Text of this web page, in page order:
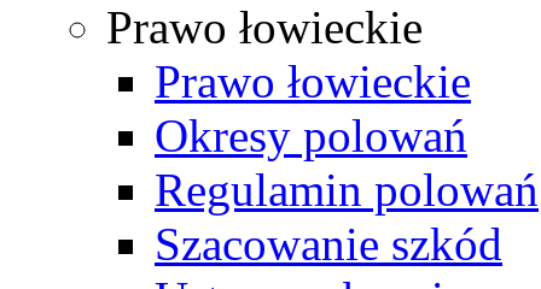
Prawo łowieckie
Prawo łowieckie
Okresy polowań
Regulamin polowań
Szacowanie szkód